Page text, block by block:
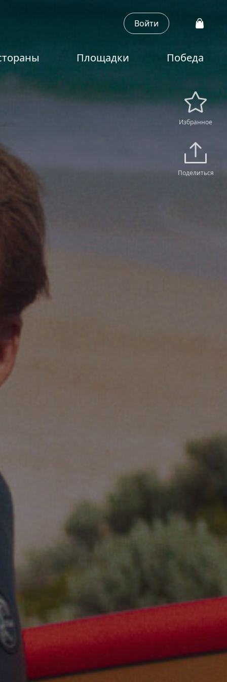
Войти
Площадки Победа
Избранное
Поделиться